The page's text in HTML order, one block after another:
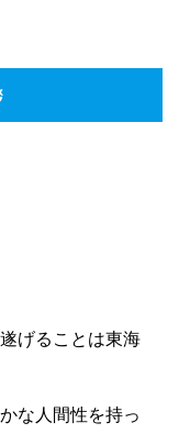
げることは東海
な人間性を持っ